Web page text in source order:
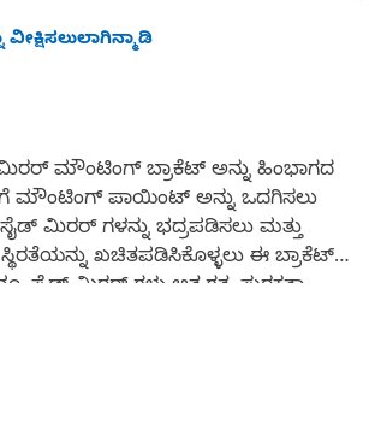
ಮೌಂಟಿಂಗ್ ಬ್ರಾಕೆಟ್ ಅನ್ನು ಹಿಂಭಾಗದ
ಮೌಂಟಿಂಗ್ ಪಾಯಿಂಟ್ ಅನ್ನು ಒದಗಿಸಲು
ಮಿರರ್ ಗಳನ್ನು ಭದ್ರಪಡಿಸಲು ಮತ್ತು
ಖಚಿತಪಡಿಸಿಕೊಳ್ಳಲು ಈ ಬ್ರಾಕೆಟ್
ಸೈಡ್ ಮಿರರ್ ಗಳು ಅತ್ಯಗತ್ಯ ಸುರಕ್ಷತಾ
ಆಪರೇಟರ್ ಗಳಿಗೆ ತಮ್ಮ ವಾಹನದ ಹಿಂದೆ ಮತ್ತು
ಸಹಾಯ ಮಾಡುತ್ತದೆ ಮತ್ತು ಸುರಕ್ಷಿತ ಲೇನ್